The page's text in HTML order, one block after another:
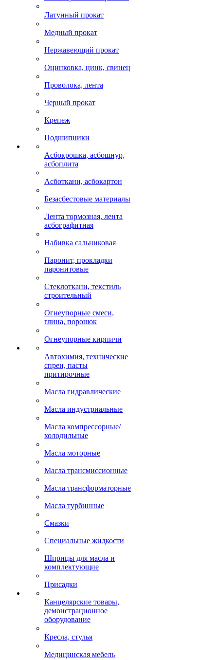
Латунный прокат
Медный прокат
Нержавеющий прокат
Оцинковка, цинк, свинец
Проволока, лента
Черный прокат
Крепеж
Подшипники
Асбокрошка, асбошнур,
асбоплита
Асботкани, асбокартон
Безасбестовые материалы
Лента тормозная, лента
асбографитная
Набивка сальниковая
Паронит, прокладки
паронитовые
Стеклоткани, текстиль
строительный
Огнеупорные смеси,
глина, порошок
Огнеупорные кирпичи
Автохимия, технические
спреи, пасты
притирочные
Масла гидравлические
Масла индустриальные
Масла компрессорные/
холодильные
Масла моторные
Масла трансмиссионные
Масла трансформаторные
Масла турбинные
Смазки
Специальные жидкости
Шприцы для масла и
комплектующие
Присадки
Канцелярские товары,
демонстрационное
оборудование
Кресла, стулья
Медицинская мебель